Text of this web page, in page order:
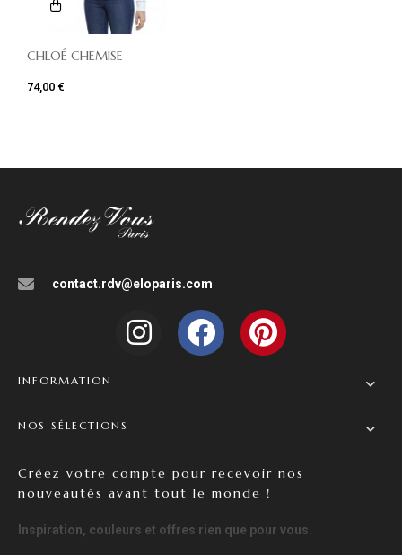
CHLOÉ CHEMISE
74,00 €
contact.rdv@eloparis.com
INFORMATION
NOS SÉLECTIONS
Créez votre compte pour recevoir nos
nouveautés avant tout le monde !
Inspiration, couleurs et offres rien que pour vous.